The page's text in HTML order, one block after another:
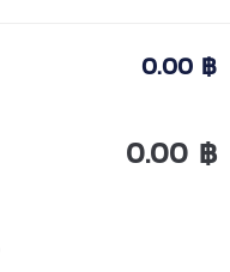
0.00 ฿
0.00 ฿